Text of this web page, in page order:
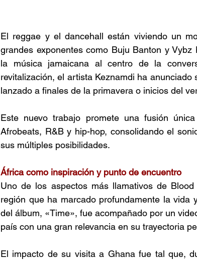
El reggae y el dancehall están viviendo un
grandes exponentes como Buju Banton y
la música jamaicana al centro de la
revitalización, el artista Keznamdi ha
lanzado a finales de la primavera o inicios del
Este nuevo trabajo promete una fusión
Afrobeats, R&B y hip-hop, consolidando el
sus múltiples posibilidades.
África como inspiración y punto de encuentro
Uno de los aspectos más llamativos de
región que ha marcado profundamente la vida
del álbum, «Time», fue acompañado por un
país con una gran relevancia en su trayectoria
El impacto de su visita a Ghana fue tal que,